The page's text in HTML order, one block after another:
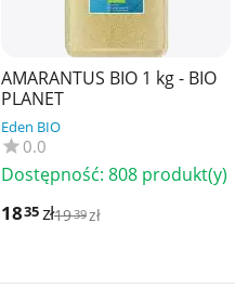
AMARANTUS BIO 1 kg - BIO
PLANET
Eden BIO
0.0
Dostępność: 808 produkt(y)
1835zł1939zł